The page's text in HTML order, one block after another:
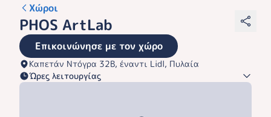
Χώροι
PHOS ArtLab
Επικοινώνησε με τον χώρο
Καπετάν Ντόγρα 32Β, έναντι Lidl, Πυλαία
Ώρες λειτουργίας